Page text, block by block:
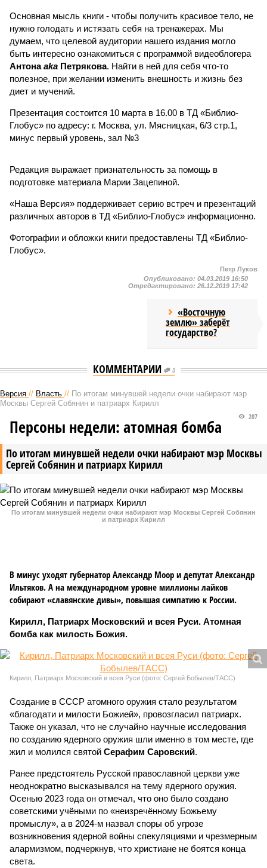
Основная мысль книги - чтобы получить красивое тело, не
нужно голодать и истязать себя на тренажерах. Мы
думаем, что целевой аудитории нашего издания могло
быть интересно ознакомиться с программой видеоблогера
Антонаaka Петрякова. Найти в ней для себя что-то
полезное, при желании изменить внешность и жизнь без
диет и мучений.
Презентация состоится 10 марта в 16.00 в ТД «Библио-
Глобус» по адресу: г. Москва, ул. Мясницкая, 6/3 стр.1,
минус первый уровень, зал №3
Редакция выражает признательность за помощь в
подготовке материала Марии Зацепиной.
«Наша Версия» поддерживает серию встреч и презентаций
различных авторов в ТД «Библио-Глобус» информационно.
Фотографии и обложки книги предоставлены ТД «Библио-
Глобус».
Петр Луков
Опубликовано: 04.03.2019 16:50
Отредактировано: 26.12.2019 17:42
«Восточную
землю» заберёт
государство?
КОММЕНТАРИИ 0
Версия // Власть // По итогам минувшей недели очки набирают мэр
Москвы Сергей Собянин и патриарх Кирилл
По итогам минувшей недели очки набирают мэр Москвы
Сергей Собянин и патриарх Кирилл
207
Персоны недели: атомная бомба
По итогам минувшей недели очки набирают мэр Москвы Сергей Собянин
и патриарх Кирилл
В минус уходят губернатор Александр Моор и депутат Александр
Ильтяков. А на международном уровне миллионы лайков
собирают «славянские дивы», повышая симпатию к России.
Кирилл, Патриарх Московский и всея Руси. Атомная
бомба как милость Божия.
Кирилл, Патриарх Московский и всея Руси (фото: Сергей Бобылев/ТАСС)
Создание в СССР атомного оружия стало результатом
«благодати и милости Божией», провозгласил патриарх.
Также он указал, что не случайно научные исследования
по созданию ядерного оружия шли именно в том месте, где
жил и молился святой Серафим Саровский.
Ранее предстоятель Русской православной церкви уже
неоднократно высказывался на тему ядерного оружия.
Осенью 2023 года он отмечал, что оно было создано
советскими учёными по «неизречённому Божьему
промыслу», а в 2024-м назвал споры об угрозе
возникновения ядерной войны спекуляциями и чрезмерным
алармизмом, подчеркнув, что христиане не боятся конца
света.